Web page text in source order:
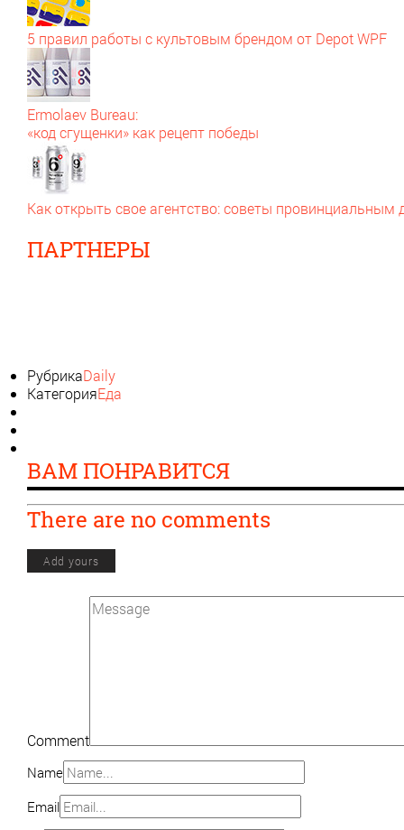
5 правил работы с культовым брендом от Depot WPF
Ermolaev Bureau:
«код сгущенки» как рецепт победы
Как открыть свое агентство: советы провинциальным
ПАРТНЕРЫ
РубрикаDaily
КатегорияЕда
ВАМ ПОНРАВИТСЯ
There are no comments
Add yours
Comment
Name
Email